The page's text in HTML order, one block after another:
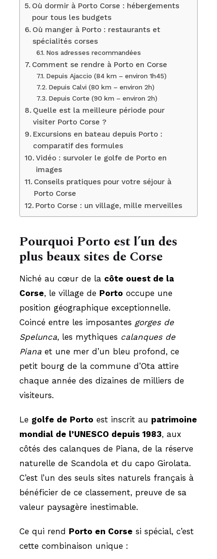
Où dormir à Porto Corse : hébergements
pour tous les budgets
Où manger à Porto : restaurants et
spécialités corses
Nos adresses recommandées
Comment se rendre à Porto en Corse
Depuis Ajaccio (84 km – environ 1h45)
Depuis Calvi (80 km – environ 2h)
Depuis Corte (90 km – environ 2h)
Quelle est la meilleure période pour
visiter Porto Corse ?
Excursions en bateau depuis Porto :
comparatif des formules
Vidéo : survoler le golfe de Porto en
images
Conseils pratiques pour votre séjour à
Porto Corse
Porto Corse : un village, mille merveilles
Pourquoi Porto est l’un des
plus beaux sites de Corse
Niché au cœur de la côte ouest de la
Corse, le village de Porto occupe une
position géographique exceptionnelle.
Coincé entre les imposantes gorges de
Spelunca, les mythiques calanques de
Piana et une mer d’un bleu profond, ce
petit bourg de la commune d’Ota attire
chaque année des dizaines de milliers de
visiteurs.
Le golfe de Porto est inscrit au patrimoine
mondial de l’UNESCO depuis 1983, aux
côtés des calanques de Piana, de la réserve
naturelle de Scandola et du capo Girolata.
C’est l’un des seuls sites naturels français à
bénéficier de ce classement, preuve de sa
valeur paysagère inestimable.
Ce qui rend Porto en Corse si spécial, c’est
cette combinaison unique :